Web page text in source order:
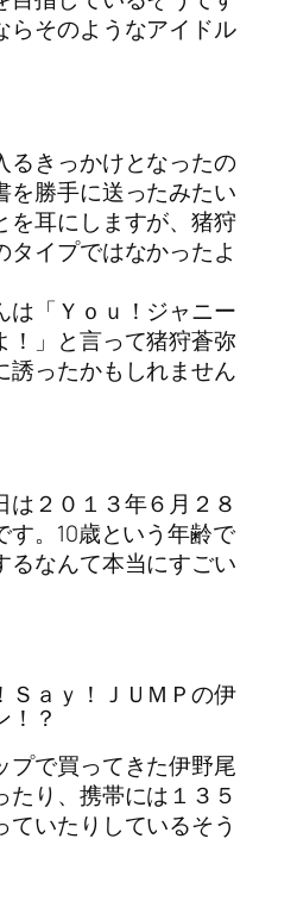
らそのようなアイドル
るきっかけとなったの
を勝手に送ったみたい
を耳にしますが、猪狩
イプではなかったよ
は「Ｙｏｕ！ジャニー
！」と言って猪狩蒼弥
誘ったかもしれません
は２０１３年６月２８
す。10歳という年齢で
るなんて本当にすごい
Ｓａｙ！ＪＵＭＰの伊
！？
プで買ってきた伊野尾
り、携帯には１３５
いたりしているそう